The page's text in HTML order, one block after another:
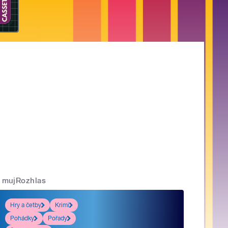
mujRozhlas
Hry a četby
Krimi
Pohádky
Pořady